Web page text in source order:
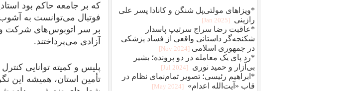
که بر جامعه حاکم بود
فوتبال می‌توانست به
بر سر اتوبوس‌های شرکت
آزادی می‌پرداختند.
پلیس و کمیته توانایی
تأمین استان، همیشه این
*ویزا‌های مولتی‌پل شنگن و کانادا پسر علی
رازینی
[2025 Jan]
*عاقبت رضا سراج سرتيپ پاسدار
شکنجه‌گر داستانی واقعی از فساد پزشکی
در جمهوری اسلامی [2024 Nov]
*رد پای یک معامله در دو پرونده؛ بشیر
بی‌آزار و حمید نوری
[2024 Jul]
*ابراهیم رئیسی؛ تصویر تمام‌نمای نظام در
قاب «آیت‌الله اعدام»
[2024 May]